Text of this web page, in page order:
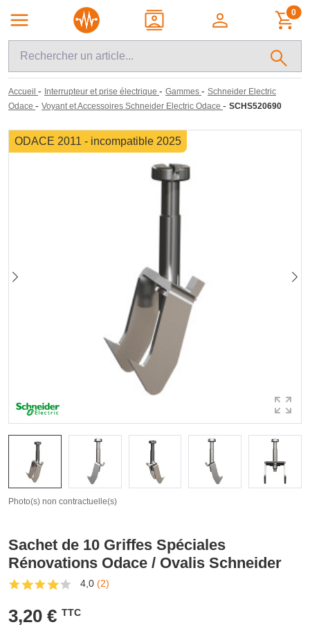
0
Accueil - Interrupteur et prise électrique - Gammes - Schneider Electric
Odace - Voyant et Accessoires Schneider Electric Odace - SCHS520690
ODACE 2011 - incompatible 2025
Photo(s) non contractuelle(s)
Sachet de 10 Griffes Spéciales
Rénovations Odace / Ovalis Schneider
4,0 (2)
3,20 € TTC